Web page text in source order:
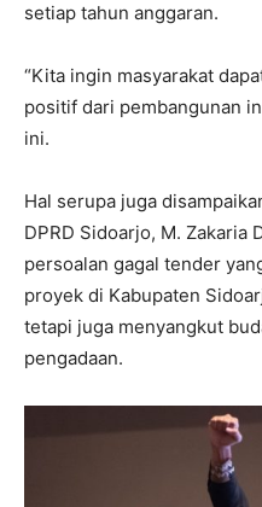
setiap tahun anggaran.
“Kita ingin masyarakat
positif dari pembangunan
ini.
Hal serupa juga
DPRD Sidoarjo, M. Zakaria
persoalan gagal tender
proyek di Kabupaten
tetapi juga menyangkut
pengadaan.